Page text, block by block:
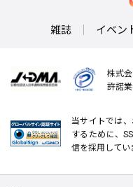
雑誌 イベン
株式
許諾
当サイトでは
するために、
信を採用してい